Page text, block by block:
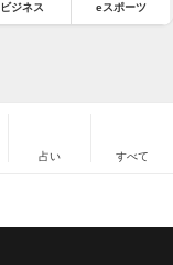
ビジネス eスポーツ
占い すべて